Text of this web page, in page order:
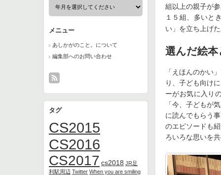
メニュー
あしかがのこと。について
編集部へのお問い合わせ
タグ
CS2015
CS2016
CS2017 cs2018 JR足
利駅周辺 Twitter When you are smiling
組以上の親子が
１５組、多いと
い」を立ち上げた
選んだ絵
「えほんのかい
り、子ども向け
ーがお気に入り
「今、子どもが
に読んでもらう
のエピソードも
ろいろな思いを